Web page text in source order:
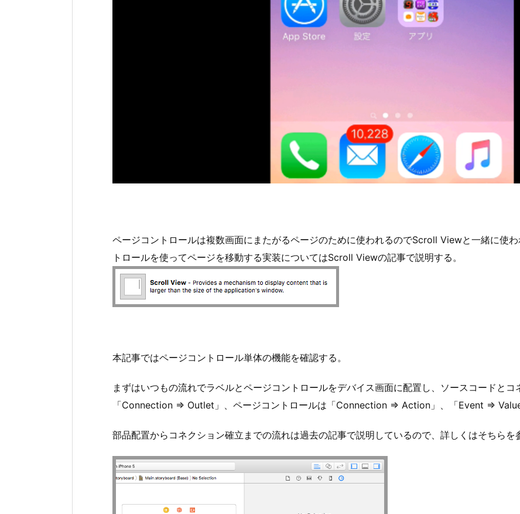
ページコントロールは複数画面にまたがるページのために使われるのでScroll Viewと一緒に使
トロールを使ってページを移動する実装についてはScroll Viewの記事で説明する。
本記事ではページコントロール単体の機能を確認する。
まずはいつもの流れでラベルとページコントロールをデバイス画面に配置し、ソースコードと
「Connection ⇒ Outlet」、ページコントロールは「Connection ⇒ Action」、「Event ⇒ Value
部品配置からコネクション確立までの流れは過去の記事で説明しているので、詳しくはそちら